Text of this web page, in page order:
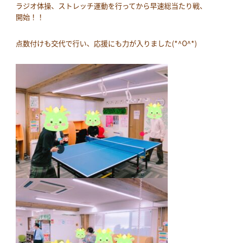
ラジオ体操、ストレッチ運動を行ってから早速総当たり戦、
開始！！
点数付けも交代で行い、応援にも力が入りました(*^O^*)